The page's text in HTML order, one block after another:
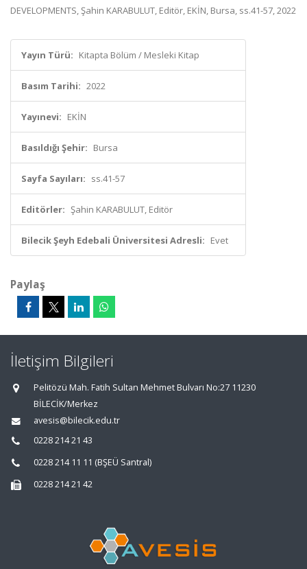
DEVELOPMENTS, Şahin KARABULUT, Editör, EKİN, Bursa, ss.41-57, 2022
Yayın Türü: Kitapta Bölüm / Mesleki Kitap
Basım Tarihi: 2022
Yayınevi: EKİN
Basıldığı Şehir: Bursa
Sayfa Sayıları: ss.41-57
Editörler: Şahin KARABULUT, Editör
Bilecik Şeyh Edebali Üniversitesi Adresli: Evet
Paylaş
İletişim Bilgileri
Pelitözü Mah. Fatih Sultan Mehmet Bulvarı No:27 11230
BİLECİK/Merkez
avesis@bilecik.edu.tr
0228 214 21 43
0228 214 11 11 (BŞEÜ Santral)
0228 214 21 42